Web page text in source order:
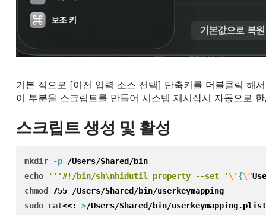
기본 적으로 [이전 입력 소스 선택] 단축키를 더블클릭 해
이 부분을 스크립트를 만들어 시스템 재시작시 자동으로
스크립트 생성 및 활성
mkdir -p
/Users/Shared/bin
echo
'''#!/bin/sh\nhidutil property --set ' \' {\"
chmod 755 /Users/Shared/bin/userkeymapping
sudo cat<<: >/Users/Shared/bin/userkeymapping.plist